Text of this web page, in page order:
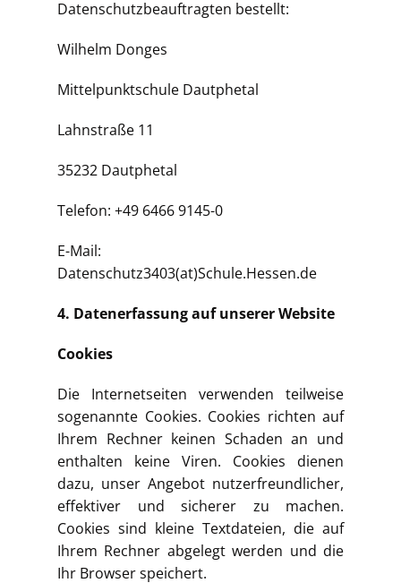
Datenschutzbeauftragten bestellt:
Wilhelm Donges
Mittelpunktschule Dautphetal
Lahnstraße 11
35232 Dautphetal
Telefon: +49 6466 9145-0
E-Mail:
Datenschutz3403(at)Schule.Hessen.de
4. Datenerfassung auf unserer Website
Cookies
Die Internetseiten verwenden teilweise
sogenannte Cookies. Cookies richten auf
Ihrem Rechner keinen Schaden an und
enthalten keine Viren. Cookies dienen
dazu, unser Angebot nutzerfreundlicher,
effektiver und sicherer zu machen.
Cookies sind kleine Textdateien, die auf
Ihrem Rechner abgelegt werden und die
Ihr Browser speichert.